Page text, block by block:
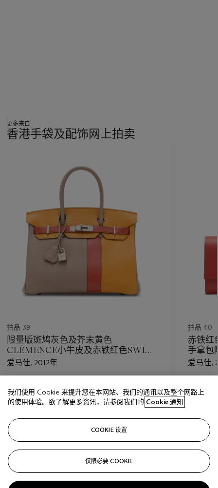
更多来自
香港手袋及配饰网上拍卖
item_current_of_total_txt
拍品 39
限量版斑鸠灰色及芥末黄色
CLÉMENCE小牛皮及赤铁红色SWIFT
小牛皮30公分CASAQUE柏金包附雾面
爱马仕, 2012年
HKD 70,000 - HKD 110,000
巳结束
拍品 40
赤铁红
手拿包
爱马仕,
HKD
巳结束
我们使用 Cookie 来提升您在本网站、我们的通讯以及整个网路上
的使用体验。欲了解更多资讯，请参阅我们的 Cookie 通知
COOKIE 设置
仅限必要 COOKIE